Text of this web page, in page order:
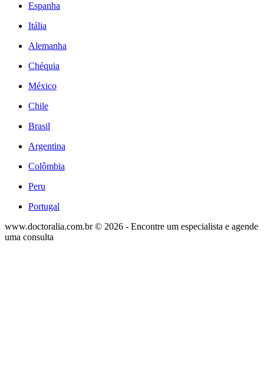
Espanha
Itália
Alemanha
Chéquia
México
Chile
Brasil
Argentina
Colômbia
Peru
Portugal
www.doctoralia.com.br © 2026 - Encontre um especialista e agende
uma consulta